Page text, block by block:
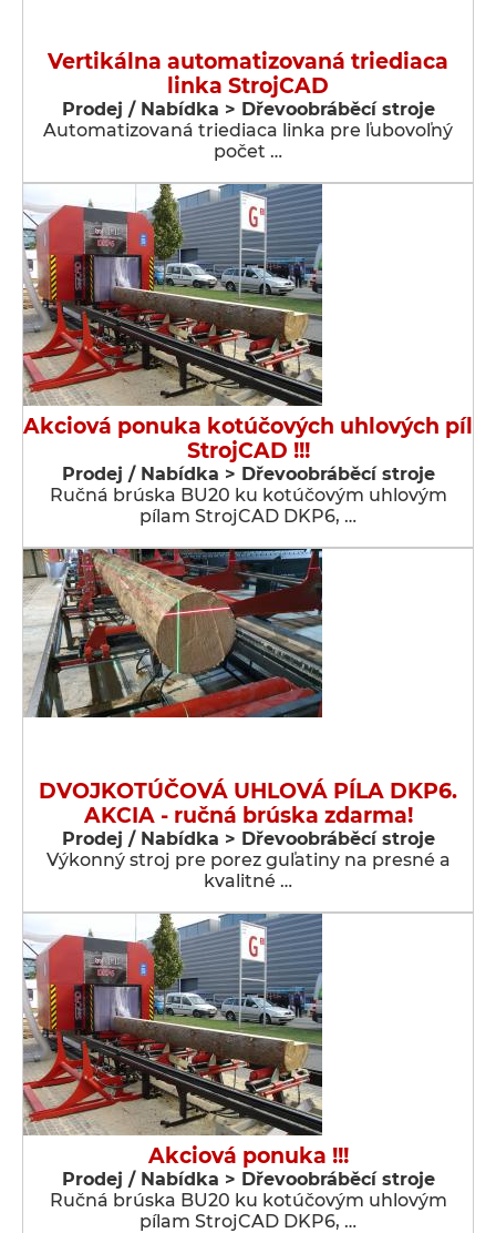
Vertikálna automatizovaná triediaca
linka StrojCAD
Prodej / Nabídka > Dřevoobráběcí stroje
Automatizovaná triediaca linka pre ľubovoľný
počet …
Akciová ponuka kotúčových uhlových píl
StrojCAD !!!
Prodej / Nabídka > Dřevoobráběcí stroje
Ručná brúska BU20 ku kotúčovým uhlovým
pílam StrojCAD DKP6, …
DVOJKOTÚČOVÁ UHLOVÁ PÍLA DKP6.
AKCIA - ručná brúska zdarma!
Prodej / Nabídka > Dřevoobráběcí stroje
Výkonný stroj pre porez guľatiny na presné a
kvalitné …
Akciová ponuka !!!
Prodej / Nabídka > Dřevoobráběcí stroje
Ručná brúska BU20 ku kotúčovým uhlovým
pílam StrojCAD DKP6, …